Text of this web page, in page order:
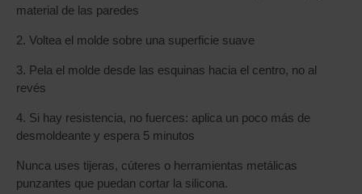
material de las paredes
2. Voltea el molde sobre una superficie suave
3. Pela el molde desde las esquinas hacia el centro, no al
revés
4. Si hay resistencia, no fuerces: aplica un poco más de
desmoldeante y espera 5 minutos
Nunca uses tijeras, cúteres o herramientas metálicas
punzantes que puedan cortar la silicona.